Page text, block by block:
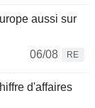
aussi sur
06/08
RE
d'affaires